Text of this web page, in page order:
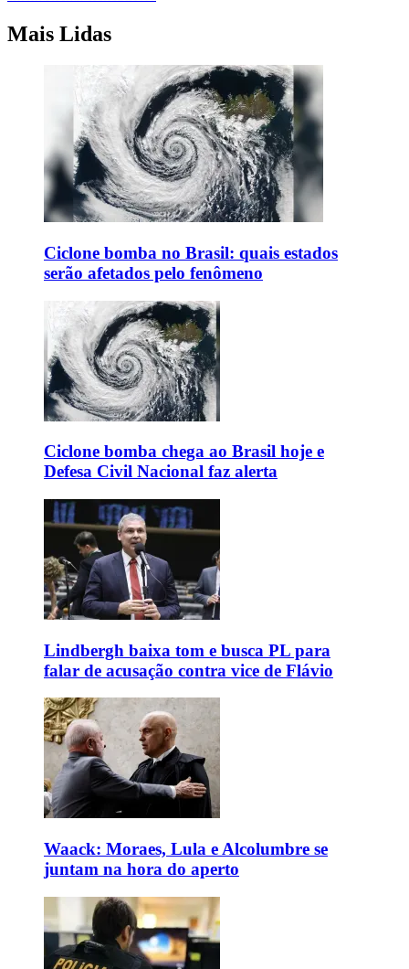
Mais Lidas
Ciclone bomba no Brasil: quais estados
serão afetados pelo fenômeno
Ciclone bomba chega ao Brasil hoje e
Defesa Civil Nacional faz alerta
Lindbergh baixa tom e busca PL para
falar de acusação contra vice de Flávio
Waack: Moraes, Lula e Alcolumbre se
juntam na hora do aperto